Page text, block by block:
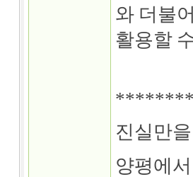
와 더불
활용할
진실만
양평에